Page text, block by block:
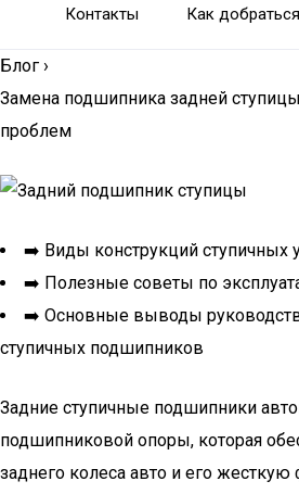
Контакты Как добраться
Блог ›
Замена подшипника задней
проблем
➡️ Виды конструкций ступичных
➡️ Полезные советы по
➡️ Основные выводы
ступичных подшипников
Задние ступичные подшипники
подшипниковой опоры, которая
заднего колеса авто и его